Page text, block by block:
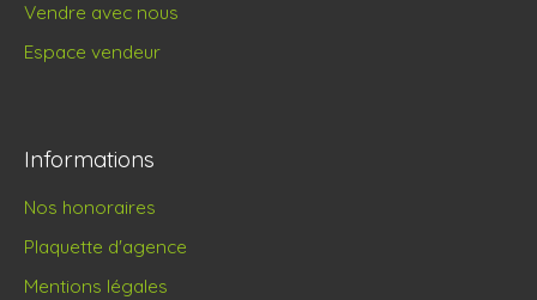
Vendre avec nous
Espace vendeur
Informations
Nos honoraires
Plaquette d'agence
Mentions légales